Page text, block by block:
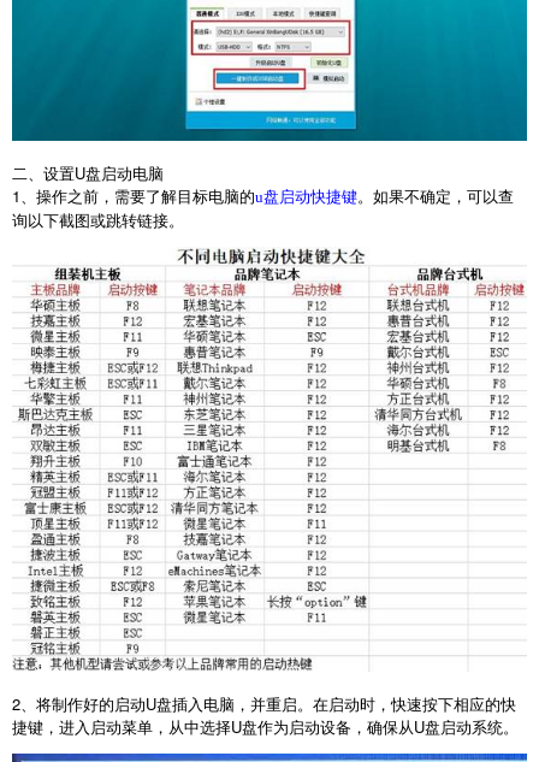
二、设置U盘启动电脑
1、操作之前，需要了解目标电脑的u盘启动快捷键。如果不确定，可以查
询以下截图或跳转链接。
2、将制作好的启动U盘插入电脑，并重启。在启动时，快速按下相应的快
捷键，进入启动菜单，从中选择U盘作为启动设备，确保从U盘启动系统。